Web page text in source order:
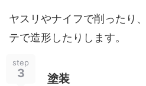
ヤスリやナイフで削ったり
テで造形したりします。
step
3 塗装